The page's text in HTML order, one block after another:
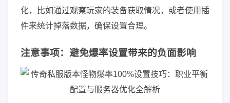
化，比如通过观察玩家的装备获取情况，或者使用插
件来统计掉落数据，确保设置合理。
注意事项：避免爆率设置带来的负面影响